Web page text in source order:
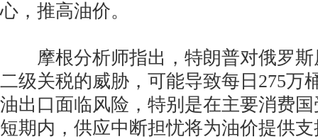
心，推高油价。
摩根分析师指出，特朗普对俄罗斯
二级关税的威胁，可能导致每日275万
油出口面临风险，特别是在主要消费
短期内，供应中断担忧将为油价提供